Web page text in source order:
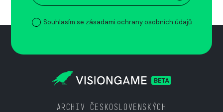
Souhlasím se zásadami ochrany osobních údajů
ARCHIV ČESKOSLOVENSKÝCH